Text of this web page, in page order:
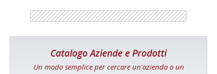
Catalogo Aziende e Prodotti
Un modo semplice per cercare un'azienda o un